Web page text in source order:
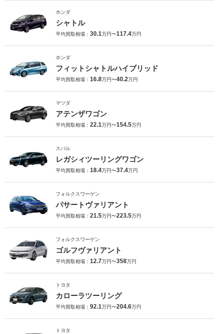
ホンダ
シャトル
平均買取相場： 30.1万円〜117.4万円
ホンダ
フィットシャトルハイブリッド
平均買取相場： 16.8万円〜40.2万円
マツダ
アテンザワゴン
平均買取相場： 22.1万円〜154.5万円
スバル
レガシィツーリングワゴン
平均買取相場： 18.4万円〜37.4万円
フォルクスワーゲン
パサートヴァリアント
平均買取相場： 21.5万円〜223.5万円
フォルクスワーゲン
ゴルフヴァリアント
平均買取相場： 12.7万円〜358万円
トヨタ
カローラツーリング
平均買取相場： 92.1万円〜204.6万円
トヨタ